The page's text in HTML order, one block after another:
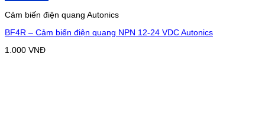
Cảm biến điện quang Autonics
BF4R – Cảm biến điện quang NPN 12-24 VDC Autonics
1.000 VNĐ